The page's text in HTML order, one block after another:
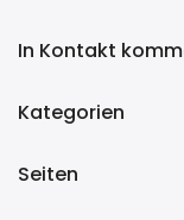
In Kontakt
Kategorien
Seiten